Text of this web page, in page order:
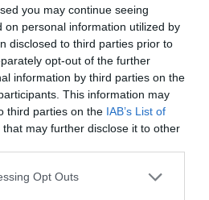
you may continue seeing
on personal information utilized by
disclosed to third parties prior to
opt-out of the further
information by third parties on the
This information may
third parties on the IAB’s List of
that may further disclose it to other
Opt Outs
εκδηλώσεις θα
ΣΥΓΧΡΟΝΟΥ ΧΟΡΟΥ
τη Laura Arís Álvarez
του σώματος, τη φυσική